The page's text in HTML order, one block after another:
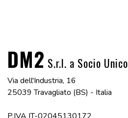
DM2 S.r.l. a Socio Unico
Via dell'Industria, 16
25039 Travagliato (BS) - Italia